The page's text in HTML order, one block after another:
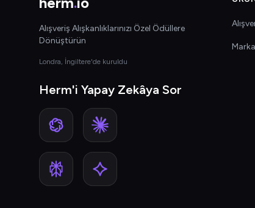
Alışveriş Alışkanlıklarınızı Özel Ödüllere
Dönüştürün
Londra, İngiltere'de kuruldu
Herm'i Yapay Zekâya Sor